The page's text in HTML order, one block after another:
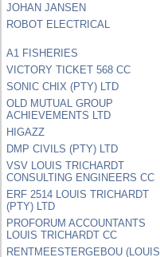
JOHAN JANSEN
ROBOT ELECTRICAL
A1 FISHERIES
VICTORY TICKET 568 CC
SONIC CHIX (PTY) LTD
OLD MUTUAL GROUP
ACHIEVEMENTS LTD
HIGAZZ
DMP CIVILS (PTY) LTD
VSV LOUIS TRICHARDT
CONSULTING ENGINEERS CC
ERF 2514 LOUIS TRICHARDT
(PTY) LTD
PROFORUM ACCOUNTANTS
LOUIS TRICHARDT CC
RENTMEESTERGEBOU (LOUIS